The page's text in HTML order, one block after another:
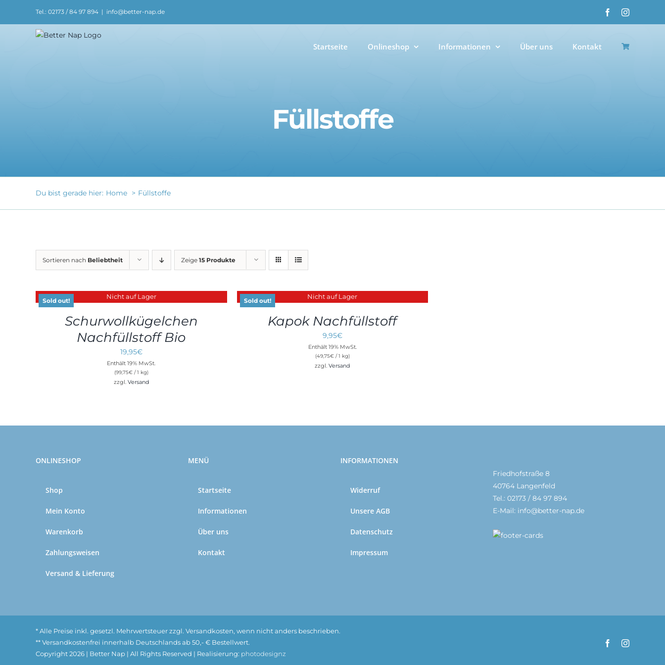
Tel.: 02173 / 84 97 894 | info@better-nap.de FacebookInstagram
Startseite Onlineshop Informationen Über uns Kontakt
Füllstoffe
Du bist gerade hier: Home Füllstoffe
Sortieren nach Beliebtheit Zeige 15 Produkte
Nicht auf Lager
Sold out!
DETAILS
Schurwollkügelchen
Nachfüllstoff Bio
19,95€
Enthält 19% MwSt.
(99,75€/ 1 kg)
zzgl. Versand
Nicht auf Lager
Sold out!
DETAILS
Kapok Nachfüllstoff
9,95€
Enthält 19% MwSt.
(49,75€/ 1 kg)
zzgl.Versand
ONLINESHOP
Shop
Mein Konto
Warenkorb
Zahlungsweisen
Versand & Lieferung
MENÜ
Startseite
Informationen
Über uns
Kontakt
INFORMATIONEN
Widerruf
Unsere AGB
Datenschutz
Impressum
Friedhofstraße 8
40764 Langenfeld
Tel.: 02173 / 84 97 894
E-Mail: info@better-nap.de
* Alle Preise inkl. gesetzl. Mehrwertsteuer zzgl. Versandkosten, wenn nicht anders beschrieben.
** Versandkostenfrei innerhalb Deutschlands ab 50,- € Bestellwert.
Copyright2026 | Better Nap | All Rights Reserved | Realisierung: photodesignz
FacebookInstagram